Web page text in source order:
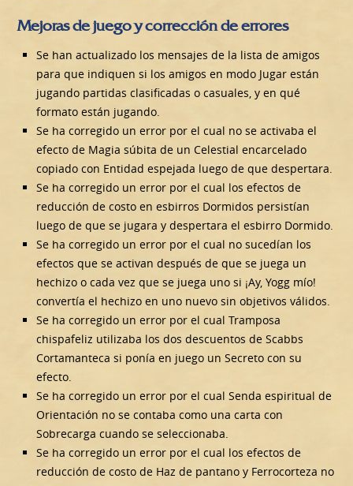
Mejoras de juego y corrección de errores
Se han actualizado los mensajes de la lista de amigos
para que indiquen si los amigos en modo Jugar están
jugando partidas clasificadas o casuales, y en qué
formato están jugando.
Se ha corregido un error por el cual no se activaba el
efecto de Magia súbita de un Celestial encarcelado
copiado con Entidad espejada luego de que despertara.
Se ha corregido un error por el cual los efectos de
reducción de costo en esbirros Dormidos persistían
luego de que se jugara y despertara el esbirro Dormido.
Se ha corregido un error por el cual no sucedían los
efectos que se activan después de que se juega un
hechizo o cada vez que se juega uno si ¡Ay, Yogg mío!
convertía el hechizo en uno nuevo sin objetivos válidos.
Se ha corregido un error por el cual Tramposa
chispafeliz utilizaba los dos descuentos de Scabbs
Cortamanteca si ponía en juego un Secreto con su
efecto.
Se ha corregido un error por el cual Senda espiritual de
Orientación no se contaba como una carta con
Sobrecarga cuando se seleccionaba.
Se ha corregido un error por el cual los efectos de
reducción de costo de Haz de pantano y Ferrocorteza no